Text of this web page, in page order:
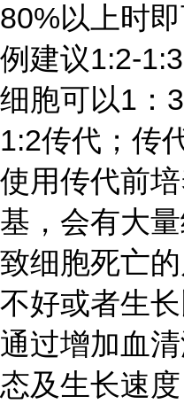
80%以上时
例建议1:2-
细胞可以1：
1:2传代；传
使用传代前
基，会有大
致细胞死亡
不好或者生
通过增加血
态及生长速